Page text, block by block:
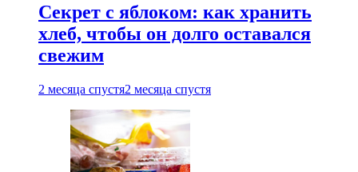
Секрет с яблоком: как хранить
хлеб, чтобы он долго оставался
свежим
2 месяца спустя2 месяца спустя